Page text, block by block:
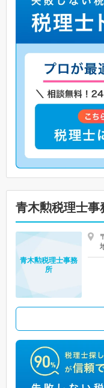
青木勲税理士事
青木勲税理士事務
所